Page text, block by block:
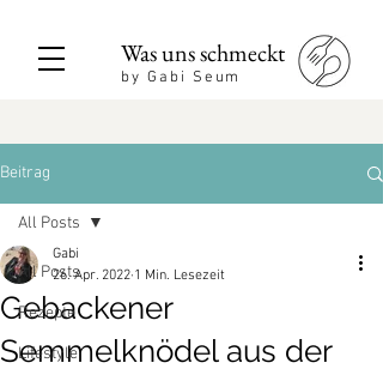
Was uns schmeckt
by Gabi Seum
Beitrag
All Posts
Rezepte
Lifestyle
All Posts
Gebackener
Semmelknödel aus der
Gabi
26. Apr. 2022 1 Min. Lesezeit